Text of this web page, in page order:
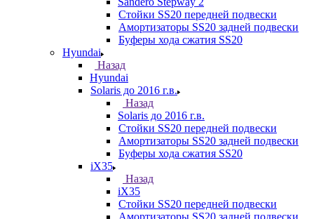
Стойки SS20 передней подвески
Амортизаторы SS20 задней подвески
Буферы хода сжатия SS20
Hyundai
Назад
Hyundai
Solaris до 2016 г.в.
Назад
Solaris до 2016 г.в.
Стойки SS20 передней подвески
Амортизаторы SS20 задней подвески
Буферы хода сжатия SS20
iX35
Назад
iX35
Стойки SS20 передней подвески
Амортизаторы SS20 задней подвески